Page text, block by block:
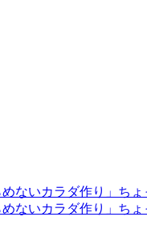
ないカラダ作り」ち
ないカラダ作り」ち